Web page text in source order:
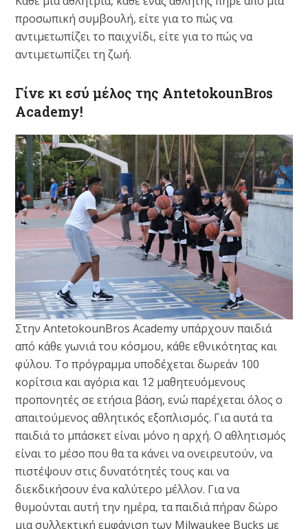
προσωπική συμβουλή, είτε για το πώς να
αντιμετωπίζει το παιχνίδι, είτε για το πώς να
αντιμετωπίζει τη ζωή.
Γίνε κι εσύ μέλος της AntetokounBros
Academy!
Στην AntetokounBros Academy υπάρχουν παιδιά
από κάθε γωνιά του κόσμου, κάθε εθνικότητας και
φύλου. Το πρόγραμμα υποδέχεται δωρεάν 100
κορίτσια και αγόρια και 12 μαθητευόμενους
προπονητές σε ετήσια βάση, ενώ παρέχεται όλος ο
απαιτούμενος αθλητικός εξοπλισμός. Για αυτά τα
παιδιά το μπάσκετ είναι μόνο η αρχή. Ο αθλητισμός
είναι το μέσο που θα τα κάνει να ονειρευτούν, να
πιστέψουν στις δυνατότητές τους και να
διεκδικήσουν ένα καλύτερο μέλλον. Για να
θυμούνται αυτή την ημέρα, τα παιδιά πήραν δώρο
μια συλλεκτική εμφάνιση των Milwaukee Bucks με